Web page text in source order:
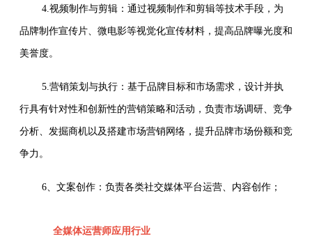
4.视频制作与剪辑：通过视频制作和剪辑等技术手段，为
品牌制作宣传片、微电影等视觉化宣传材料，提高品牌曝光度和
美誉度。
5.营销策划与执行：基于品牌目标和市场需求，设计并执
行具有针对性和创新性的营销策略和活动，负责市场调研、竞争
分析、发掘商机以及搭建市场营销网络，提升品牌市场份额和竞
争力。
6、文案创作：负责各类社交媒体平台运营、内容创作；
全媒体运营师应用行业